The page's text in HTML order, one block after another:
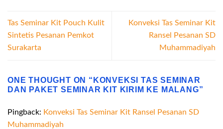
Tas Seminar Kit Pouch Kulit
Sintetis Pesanan Pemkot
Surakarta
Konveksi Tas Seminar Kit
Ransel Pesanan SD
Muhammadiyah
ONE THOUGHT ON “ KONVEKSI TAS SEMINAR
DAN PAKET SEMINAR KIT KIRIM KE MALANG”
Pingback: Konveksi Tas Seminar Kit Ransel Pesanan SD
Muhammadiyah